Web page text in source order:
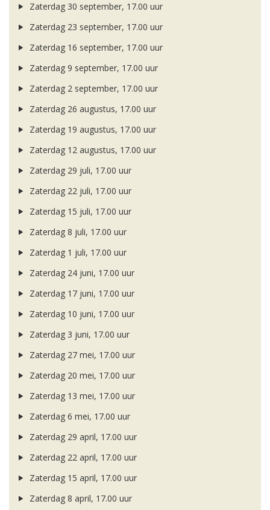
Zaterdag 30 september, 17.00 uur
Zaterdag 23 september, 17.00 uur
Zaterdag 16 september, 17.00 uur
Zaterdag 9 september, 17.00 uur
Zaterdag 2 september, 17.00 uur
Zaterdag 26 augustus, 17.00 uur
Zaterdag 19 augustus, 17.00 uur
Zaterdag 12 augustus, 17.00 uur
Zaterdag 29 juli, 17.00 uur
Zaterdag 22 juli, 17.00 uur
Zaterdag 15 juli, 17.00 uur
Zaterdag 8 juli, 17.00 uur
Zaterdag 1 juli, 17.00 uur
Zaterdag 24 juni, 17.00 uur
Zaterdag 17 juni, 17.00 uur
Zaterdag 10 juni, 17.00 uur
Zaterdag 3 juni, 17.00 uur
Zaterdag 27 mei, 17.00 uur
Zaterdag 20 mei, 17.00 uur
Zaterdag 13 mei, 17.00 uur
Zaterdag 6 mei, 17.00 uur
Zaterdag 29 april, 17.00 uur
Zaterdag 22 april, 17.00 uur
Zaterdag 15 april, 17.00 uur
Zaterdag 8 april, 17.00 uur